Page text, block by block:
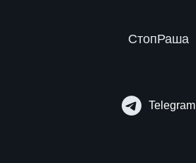
СтопРаша
Telegram